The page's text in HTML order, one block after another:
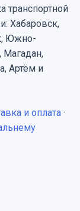
транспортной
Хабаровск,
Южно-
Магадан,
Артём и
и оплата ·